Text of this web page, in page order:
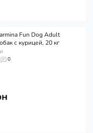
Fun Dog Adult
с курицей, 20 кг
0